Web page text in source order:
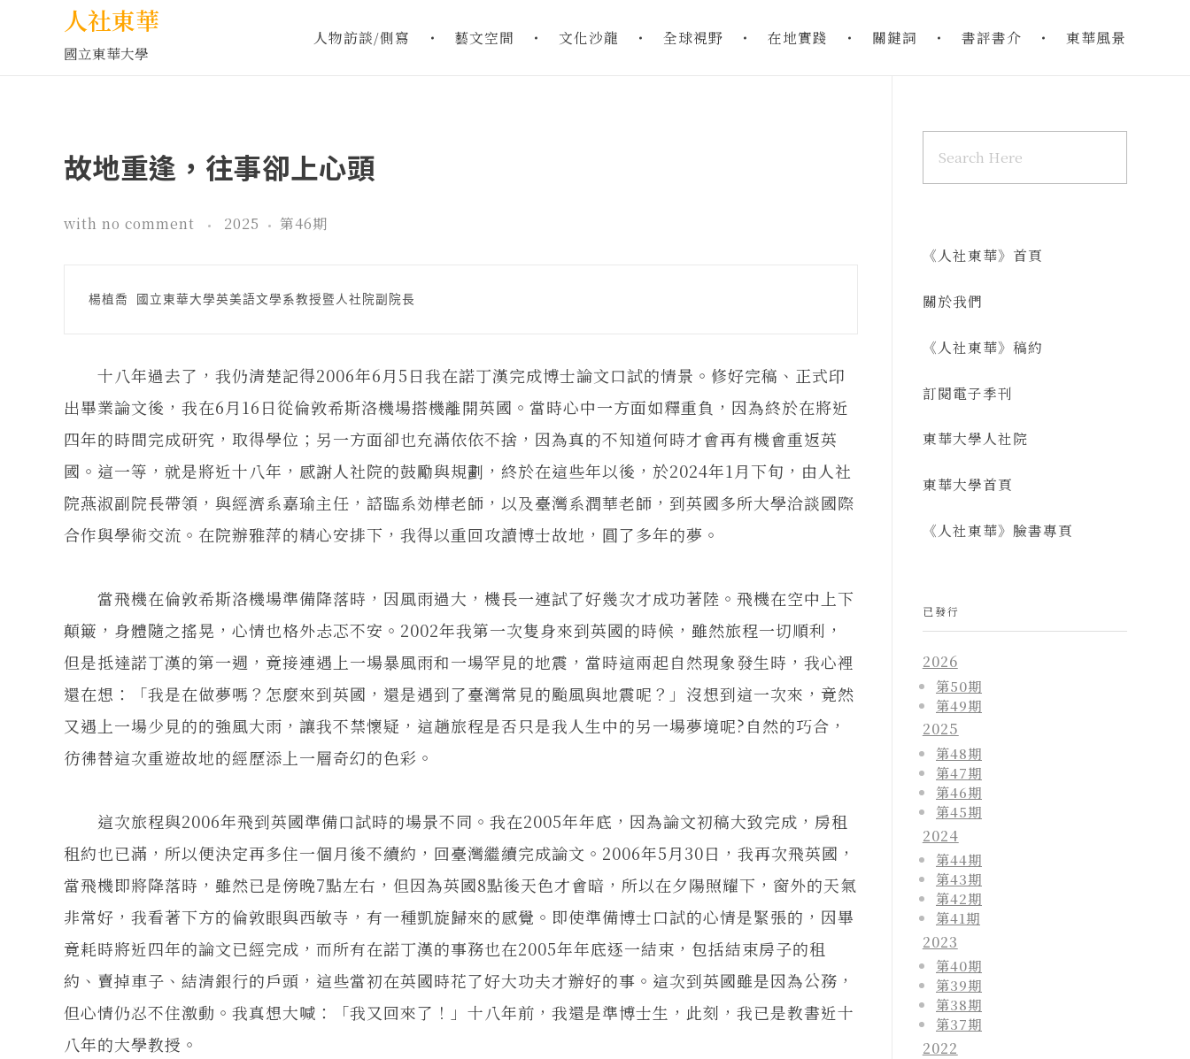
人社東華
國立東華大學
人物訪談/側寫 藝文空間 文化沙龍 全球視野 在地實踐 關鍵詞 書評書介 東華風景
故地重逢，往事卻上心頭
with no comment 2025 第46期
楊植喬 國立東華大學英美語文學系教授暨人社院副院長
十八年過去了，我仍清楚記得2006年6月5日我在諾丁漢完成博士論文口試的情景。修好完稿、正式印
出畢業論文後，我在6月16日從倫敦希斯洛機場搭機離開英國。當時心中一方面如釋重負，因為終於在將近
四年的時間完成研究，取得學位；另一方面卻也充滿依依不捨，因為真的不知道何時才會再有機會重返英
國。這一等，就是將近十八年，感謝人社院的鼓勵與規劃，終於在這些年以後，於2024年1月下旬，由人社
院燕淑副院長帶領，與經濟系嘉瑜主任，諮臨系効樺老師，以及臺灣系潤華老師，到英國多所大學洽談國際
合作與學術交流。在院辦雅萍的精心安排下，我得以重回攻讀博士故地，圓了多年的夢。
當飛機在倫敦希斯洛機場準備降落時，因風雨過大，機長一連試了好幾次才成功著陸。飛機在空中上下
顛簸，身體隨之搖晃，心情也格外忐忑不安。2002年我第一次隻身來到英國的時候，雖然旅程一切順利，
但是抵達諾丁漢的第一週，竟接連遇上一場暴風雨和一場罕見的地震，當時這兩起自然現象發生時，我心裡
還在想：「我是在做夢嗎？怎麼來到英國，還是遇到了臺灣常見的颱風與地震呢？」沒想到這一次來，竟然
又遇上一場少見的的強風大雨，讓我不禁懷疑，這趟旅程是否只是我人生中的另一場夢境呢?自然的巧合，
彷彿替這次重遊故地的經歷添上一層奇幻的色彩。
這次旅程與2006年飛到英國準備口試時的場景不同。我在2005年年底，因為論文初稿大致完成，房租
租約也已滿，所以便決定再多住一個月後不續約，回臺灣繼續完成論文。2006年5月30日，我再次飛英國，
當飛機即將降落時，雖然已是傍晚7點左右，但因為英國8點後天色才會暗，所以在夕陽照耀下，窗外的天氣
非常好，我看著下方的倫敦眼與西敏寺，有一種凱旋歸來的感覺。即使準備博士口試的心情是緊張的，因畢
竟耗時將近四年的論文已經完成，而所有在諾丁漢的事務也在2005年年底逐一結束，包括結束房子的租
約、賣掉車子、結清銀行的戶頭，這些當初在英國時花了好大功夫才辦好的事。這次到英國雖是因為公務，
但心情仍忍不住激動。我真想大喊：「我又回來了！」十八年前，我還是準博士生，此刻，我已是教書近十
八年的大學教授。
《人社東華》首頁
關於我們
《人社東華》稿約
訂閱電子季刊
東華大學人社院
東華大學首頁
《人社東華》臉書專頁
已發行
2026
第50期
第49期
2025
第48期
第47期
第46期
第45期
2024
第44期
第43期
第42期
第41期
2023
第40期
第39期
第38期
第37期
2022